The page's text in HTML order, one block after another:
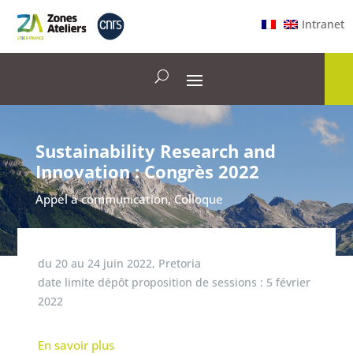
Intranet
Sustainability Research and
Innovation : Congrès 2022
Appel à communication,Colloque
du 20 au 24 juin 2022, Pretoria
date limite dépôt proposition de sessions : 5 février
2022
En savoir plus